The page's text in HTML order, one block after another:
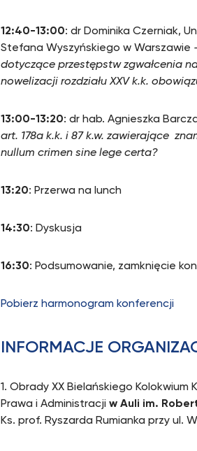
12:40-13:00: dr Dominika Czerniak,
Stefana Wyszyńskiego w Warszawie
dotyczące przestępstw zgwałcenia
nowelizacji rozdziału XXV k.k.
13:00-13:20: dr hab. Agnieszka
art. 178a k.k. i 87 k.w. zawierające
nullum crimen sine lege certa?
13:20: Przerwa na lunch
14:30: Dyskusja
16:30: Podsumowanie, zamknięcie
Pobierz harmonogram konferencji
INFORMACJE
1. Obrady XX Bielańskiego
Prawa i Administracjiw Auli im.
Ks. prof. Ryszarda Rumianka przy ul.